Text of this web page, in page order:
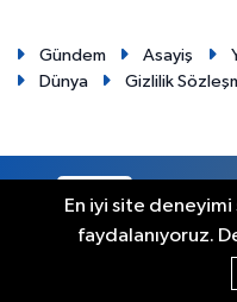
Gündem Asayiş
Dünya
Gizlilik
RSS
Haber
En iyi site
faydalanıyoruz.